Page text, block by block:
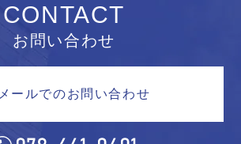
CONTACT
お問い合わせ
メールでのお問い合わせ